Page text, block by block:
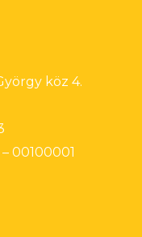
köz 4.
– 00100001